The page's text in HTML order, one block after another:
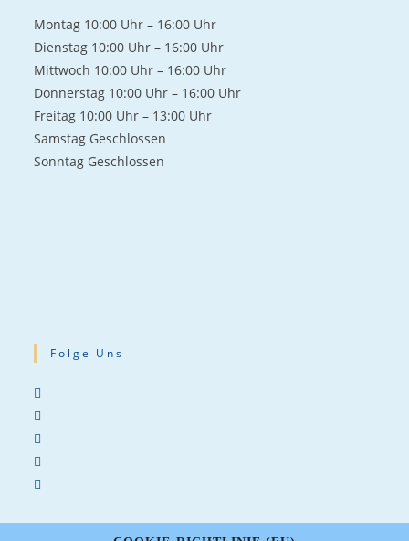
Mon­tag 10:00 Uhr – 16:00 Uhr
Diens­tag 10:00 Uhr – 16:00 Uhr
Mitt­woch 10:00 Uhr – 16:00 Uhr
Don­ners­tag 10:00 Uhr – 16:00 Uhr
Frei­tag 10:00 Uhr – 13:00 Uhr
Sams­tag Geschlos­sen
Sonn­tag Geschlos­sen
Folge Uns